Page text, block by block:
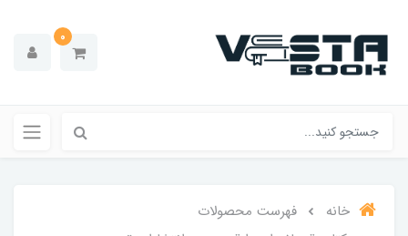
0
خانه
فهرست محصولات